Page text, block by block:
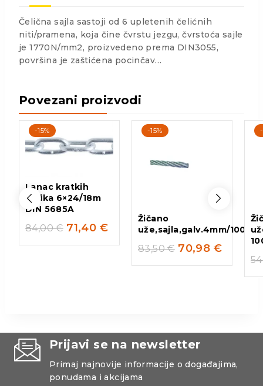
Čelična sajla sastoji od 6 upletenih čelićnih
niti/pramena, koja čine čvrstu jezgu, čvrstoća sajle
je 1770N/mm2, proizvedeno prema DIN3055,
površina je zaštićena pocinčav…
Povezani proizvodi
-15%
Lanac kratkih
karika 6×24/18m
DIN 5685A
84,00€ 71,40 €
-15%
Žičano
uže,sajla,galv.4mm/100m
83,50€ 70,98 €
Prijavi se na newsletter
Primaj najnovije informacije o događajima,
ponudama i akcijama